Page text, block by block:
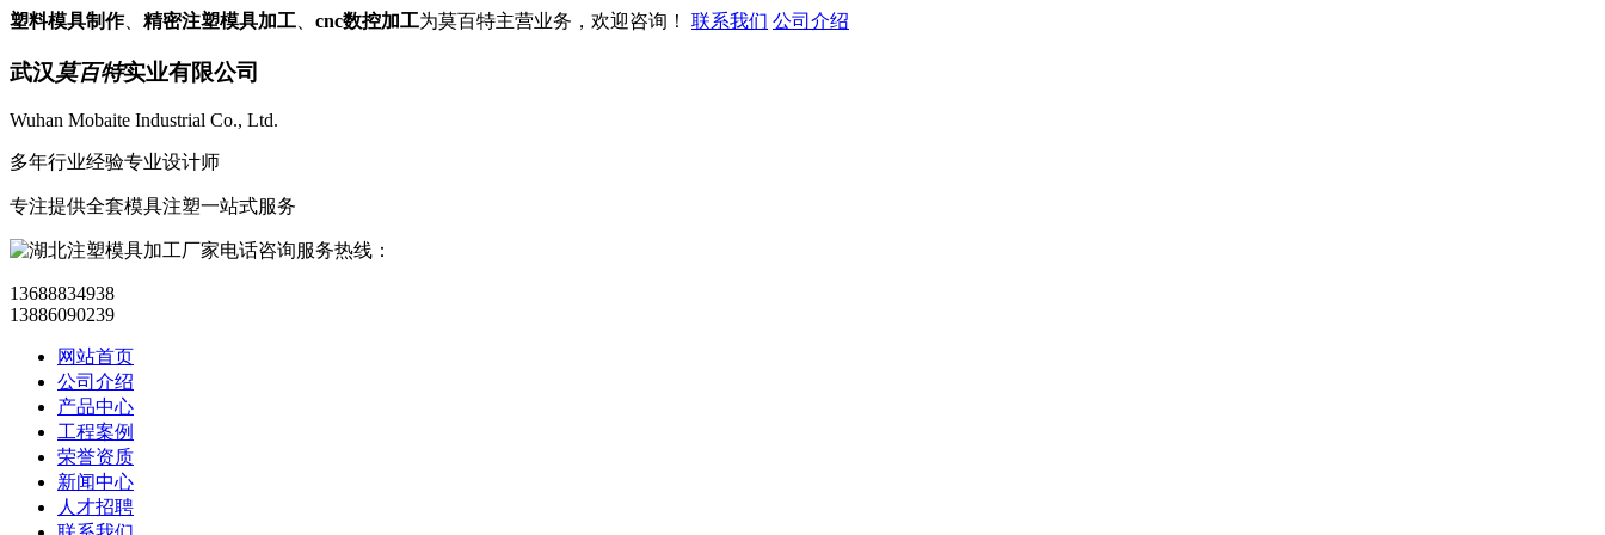
塑料模具制作、 精密注塑模具加工 cnc数控加工为莫百特主营业务，欢迎咨询！ 联系我们 公司介绍
武汉莫百特实业有限公司
Wuhan Mobaite Industrial Co., Ltd.
多年行业经验专业设计师
专注提供全套模具注塑一站式服务
咨询服务热线：
13688834938
13886090239
网站首页
公司介绍
产品中心
工程案例
荣誉资质
新闻中心
人才招聘